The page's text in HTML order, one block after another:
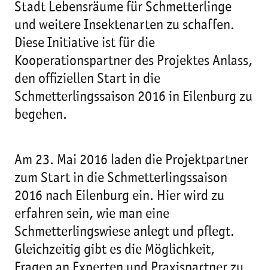
Stadt Lebensräume für Schmetterlinge
und weitere Insektenarten zu schaffen.
Diese Initiative ist für die
Kooperationspartner des Projektes Anlass,
den offiziellen Start in die
Schmetterlingssaison 2016 in Eilenburg zu
begehen.
Am 23. Mai 2016 laden die Projektpartner
zum Start in die Schmetterlingssaison
2016 nach Eilenburg ein. Hier wird zu
erfahren sein, wie man eine
Schmetterlingswiese anlegt und pflegt.
Gleichzeitig gibt es die Möglichkeit,